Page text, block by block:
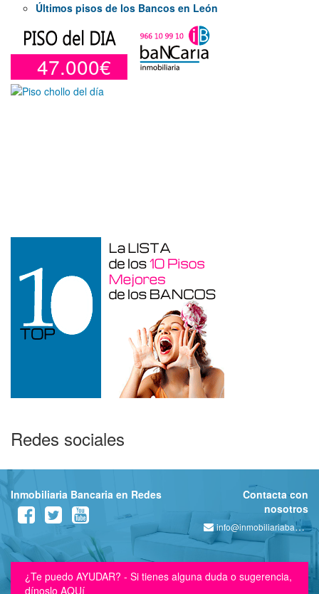
Últimos pisos de los Bancos en León
47.000€
Redes sociales
Inmobiliaria Bancaria en Redes
Contacta con
nosotros
info@inmobiliariabancaria.com
¿Te puedo AYUDAR? - Si tienes alguna duda o sugerencia,
dínoslo AQUí